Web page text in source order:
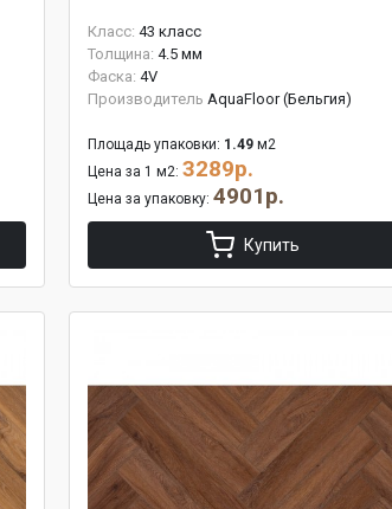
Класс: 43 класс
Толщина: 4.5 мм
Фаска: 4V
Производитель AquaFloor (Бельгия)
Площадь упаковки: 1.49 м2
Цена за 1 м2: 3289р.
Цена за упаковку: 4901р.
Купить